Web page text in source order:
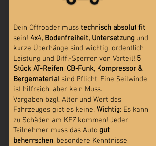
Dein Offroader muss technisch absolut fit
sein! 4x4, Bodenfreiheit, Untersetzung und
kurze Überhänge sind wichtig, ordentlich
Leistung und Diff.-Sperren von Vorteil! 5
Stück AT-Reifen, CB-Funk, Kompressor &
Bergematerialsind Pflicht. Eine Seilwinde
ist hilfreich, aber kein Muss.
Vorgaben bzgl. Alter und Wert des
Fahrzeuges gibt es keine. Wichtig:Es kann
zu Schäden am KFZ kommen! Jeder
Teilnehmer muss das Auto gut
beherrschen, besondere Kenntnisse